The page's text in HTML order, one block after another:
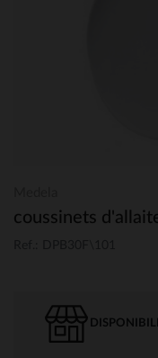
coussinets